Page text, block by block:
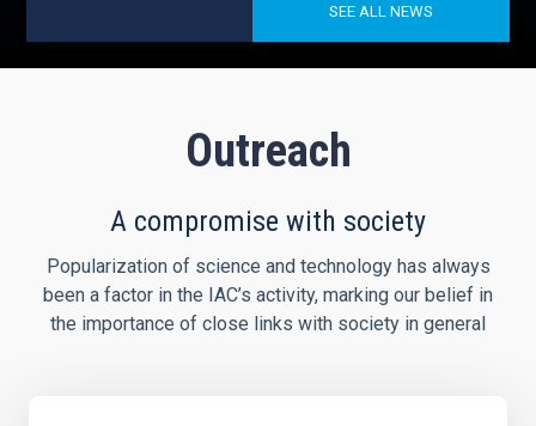
SEE ALL NEWS
Outreach
A compromise with society
Popularization of science and technology has always
been a factor in the IAC’s activity, marking our belief in
the importance of close links with society in general